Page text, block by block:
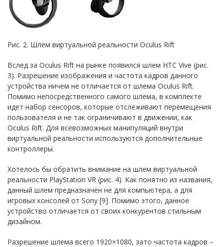
Рис. 2. Шлем виртуальной реальности Oculus Rift
Вслед за Oculus Rift на рынке появился шлем HTC Vive (рис.
3). Разрешение изображения и частота кадров данного
устройства ничем не отличается от шлема Oculus Rift.
Помимо непосредственного самого шлема, в комплекте
идет набор сенсоров, которые отслеживают перемещения
пользователя и не так ограничивают в движении, как
Oculus Rift. Для всевозможных манипуляций внутри
виртуальной реальности используются дополнительные
контроллеры.
Хотелось бы обратить внимание на шлем виртуальной
реальности PlayStation VR (рис. 4). Как понятно из названия,
данный шлем предназначен не для компьютера, а для
игровых консолей от Sony [9]. Помимо этого, данное
устройство отличается от своих конкурентов стильным
дизайном.
Разрешение шлема всего 1920×1080, зато частота кадров –